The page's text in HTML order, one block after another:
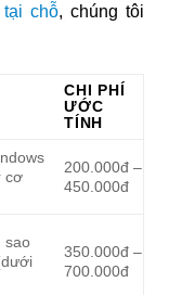
tại chỗ, chúng tôi
CHI PHÍ
ƯỚC
TÍNH
cơ
200.000đ –
450.000đ
sao
350.000đ –
700.000đ